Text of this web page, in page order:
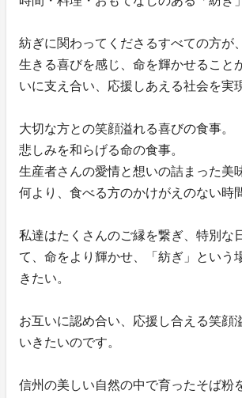
紡ぎに関わってくださるすべての方が
生きる喜びを感じ、命を輝かせること
いに支え合い、応援しあえる社会を実
大切な方との笑顔溢れる喜びの食事。
悲しみを和らげる命の食事。
生産者さんの愛情と想いの詰まった美
何より、食べる方のかけがえのない時
私達はたくさんのご縁を繋ぎ、特別な
て、命をより輝かせ、「紡ぎ」という
きたい。
お互いに認め合い、応援し合える笑顔
いきたいのです。
信州の美しい自然の中で育ったそば粉